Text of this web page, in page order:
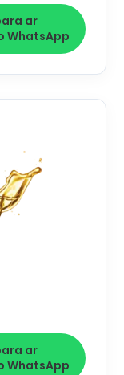
ar
WhatsApp
ar
WhatsApp